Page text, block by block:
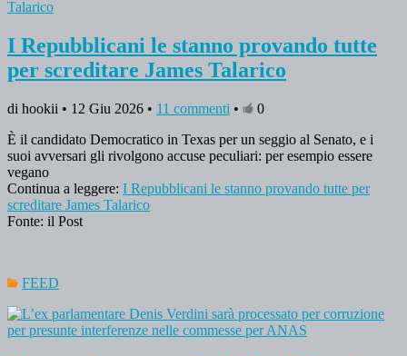
I Repubblicani le stanno provando tutte
per screditare James Talarico
di hookii • 12 Giu 2026 • 11 commenti •
0
È il candidato Democratico in Texas per un seggio al Senato, e i
suoi avversari gli rivolgono accuse peculiari: per esempio essere
vegano
Continua a leggere: I Repubblicani le stanno provando tutte per
screditare James Talarico
Fonte: il Post
FEED